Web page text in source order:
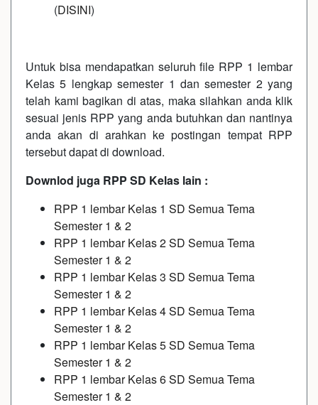
(DISINI)
Untuk bisa mendapatkan seluruh file RPP 1 lembar
Kelas 5 lengkap semester 1 dan semester 2 yang
telah kami bagikan di atas, maka silahkan anda klik
sesuai jenis RPP yang anda butuhkan dan nantinya
anda akan di arahkan ke postingan tempat RPP
tersebut dapat di download.
Downlod juga RPP SD Kelas lain :
RPP 1 lembar Kelas 1 SD Semua Tema
Semester 1 & 2
RPP 1 lembar Kelas 2 SD Semua Tema
Semester 1 & 2
RPP 1 lembar Kelas 3 SD Semua Tema
Semester 1 & 2
RPP 1 lembar Kelas 4 SD Semua Tema
Semester 1 & 2
RPP 1 lembar Kelas 5 SD Semua Tema
Semester 1 & 2
RPP 1 lembar Kelas 6 SD Semua Tema
Semester 1 & 2